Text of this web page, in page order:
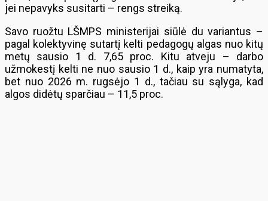
jei nepavyks susitarti – rengs streiką.
Savo ruožtu LŠMPS ministerijai siūlė du variantus –
pagal kolektyvinę sutartį kelti pedagogų algas nuo kitų
metų sausio 1 d. 7,65 proc. Kitu atveju – darbo
užmokestį kelti ne nuo sausio 1 d., kaip yra numatyta,
bet nuo 2026 m. rugsėjo 1 d., tačiau su sąlyga, kad
algos didėtų sparčiau – 11,5 proc.